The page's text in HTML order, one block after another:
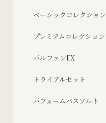
ベーシックコレクション
プレミアムコレクション
パルファンEX
トライアルセット
パフュームバスソルト